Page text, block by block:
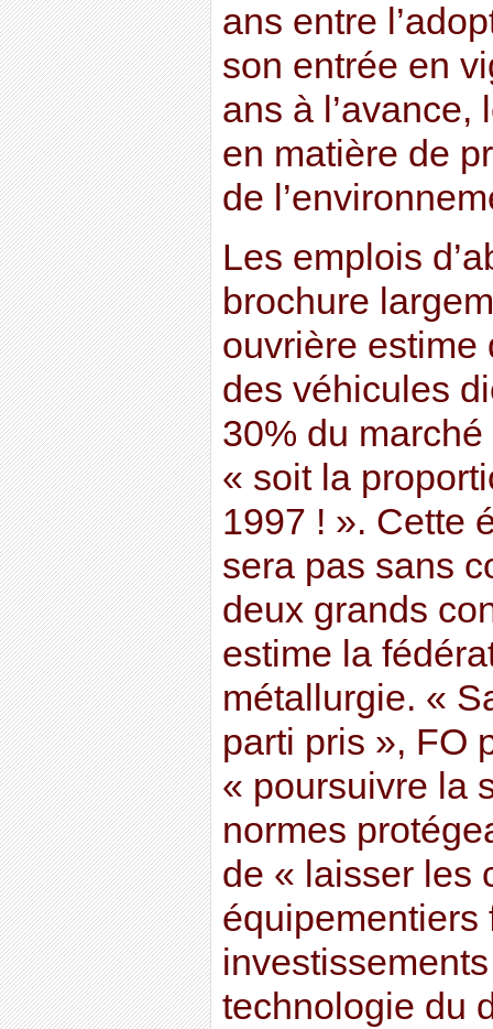
ans entre
son entrée en
ans à
en matière de
de
Les emplois
brochure
ouvrière estime
des véhicules
30% du
« soit la
1997 ! ». Cette
sera pas sans
deux grands
estime la
métallurgie. «
parti pris », FO
« poursuivre la
normes
de « laisser les
équipementiers
technologie du